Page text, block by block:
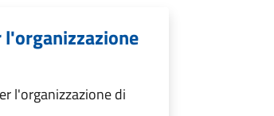
l'organizzazione di